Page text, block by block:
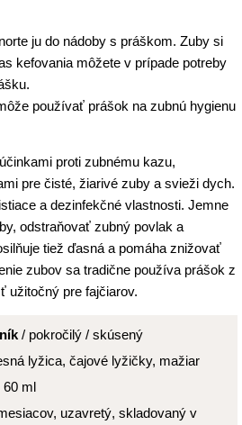
ju do nádoby s práškom. Zuby si
kefovania môžete v prípade potreby
používať prášok na zubnú hygienu
proti zubnému kazu,
pre čisté, žiarivé zuby a svieži dych.
a dezinfekčné vlastnosti. Jemne
odstraňovať zubný povlak a
tiež ďasná a pomáha znižovať
zubov sa tradične používa prášok z
užitočný pre fajčiarov.
/ pokročilý / skúsený
lyžica, čajové lyžičky, mažiar
60 ml
uzavretý, skladovaný v